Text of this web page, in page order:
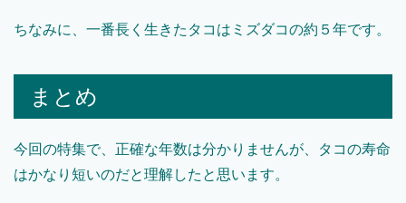
ちなみに、一番長く生きたタコはミズダコの約５年です。
まとめ
今回の特集で、正確な年数は分かりませんが、タコの寿命
はかなり短いのだと理解したと思います。